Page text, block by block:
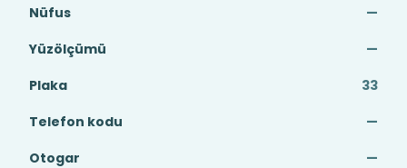
Nüfus
—
Yüzölçümü
—
Plaka
33
Telefon kodu
—
Otogar
—